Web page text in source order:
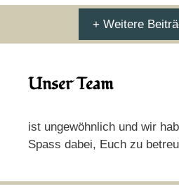
+ Weitere
Unser Team
ist ungewöhnlich und wir
Spass dabei, Euch zu